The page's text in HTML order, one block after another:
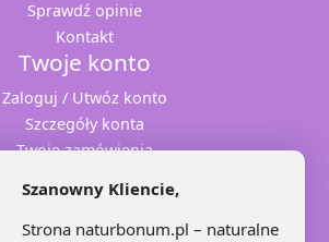
Sprawdź opinie
Kontakt
Twoje konto
Zaloguj / Utwóz konto
Szczegóły konta
Twoje zamówienia
Szanowny Kliencie,
Strona naturbonum.pl – naturalne